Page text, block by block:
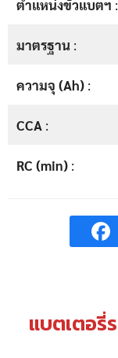
ตำแหน่งขั้วแบตฯ :
มาตรฐาน :
ความจุ (Ah) :
CCA :
RC (min) :
แบตเตอรี่